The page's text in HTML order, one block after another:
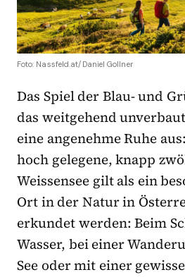
Foto: Nassfeld.at/Daniel Gollner
Das Spiel der Blau- und
das weitgehend
eine angenehme Ruhe
hoch gelegene, knapp
Weissensee gilt als ein
Ort in der Natur in
erkundet werden: Beim
Wasser, bei einer
See oder mit einer